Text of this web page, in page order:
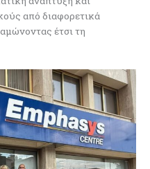
από διαφορετικά
έτσι τη